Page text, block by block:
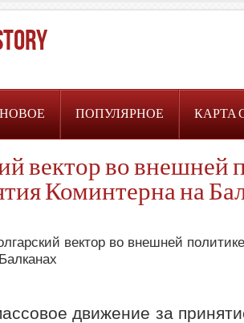
НОВОЕ ПОПУЛЯРНОЕ КАРТА
вектор во
Коминтерна на
вектор во внешней
движение за